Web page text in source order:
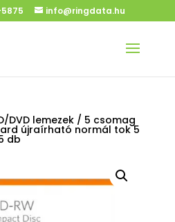
info@ringdata.hu
DVD lemezek/ 5 csomag
újraírható normál tok 5
db